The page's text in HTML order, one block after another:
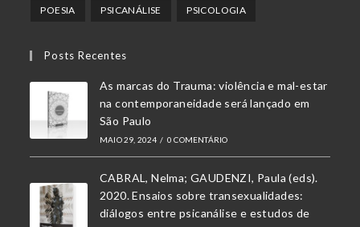
aba
aba
aba
POESIA PSICANÁLISE PSICOLOGIA
Posts Recentes
As marcas do Trauma: violência e mal-estar
na contemporaneidade será lançado em
São Paulo
MAIO 29, 2024 / 0 COMENTÁRIO
CABRAL, Nelma; GAUDENZI, Paula (eds).
2020. Ensaios sobre transexualidades:
diálogos entre psicanálise e estudos de